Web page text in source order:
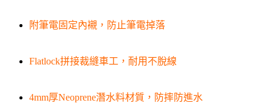
附筆電固定內襯，防止筆電掉落
Flatlock拼接裁縫車工，耐用不脫線
4mm厚Neoprene潛水料材質，防摔防進水